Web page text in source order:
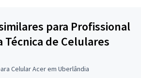
para Profissional
Técnica de Celulares
Celular Acer em Uberlândia